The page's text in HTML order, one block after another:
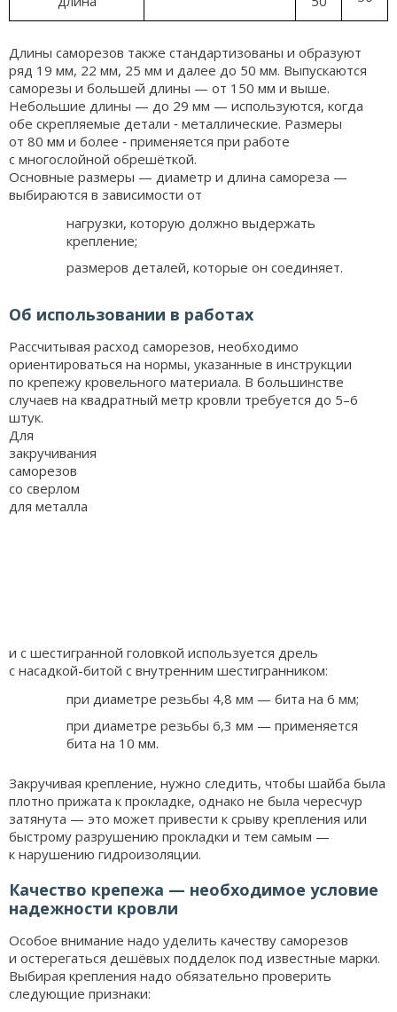
Длины саморезов также стандартизованы и образуют
ряд 19 мм, 22 мм, 25 мм и далее до 50 мм. Выпускаются
саморезы и большей длины — от 150 мм и выше.
Небольшие длины — до 29 мм — используются, когда
обе скрепляемые детали ‑ металлические. Размеры
от 80 мм и более ‑ применяется при работе
с многослойной обрешёткой.
Основные размеры — диаметр и длина самореза —
выбираются в зависимости от
нагрузки, которую должно выдержать
крепление;
размеров деталей, которые он соединяет.
Об использовании в работах
Рассчитывая расход саморезов, необходимо
ориентироваться на нормы, указанные в инструкции
по крепежу кровельного материала. В большинстве
случаев на квадратный метр кровли требуется до 5–6
штук.
Для
закручивания
саморезов
со сверлом
для металла
и с шестигранной головкой используется дрель
с насадкой-битой с внутренним шестигранником:
при диаметре резьбы 4,8 мм — бита на 6 мм;
при диаметре резьбы 6,3 мм — применяется
бита на 10 мм.
Закручивая крепление, нужно следить, чтобы шайба была
плотно прижата к прокладке, однако не была чересчур
затянута — это может привести к срыву крепления или
быстрому разрушению прокладки и тем самым —
к нарушению гидроизоляции.
Качество крепежа — необходимое условие
надежности кровли
Особое внимание надо уделить качеству саморезов
и остерегаться дешёвых подделок под известные марки.
Выбирая крепления надо обязательно проверить
следующие признаки: